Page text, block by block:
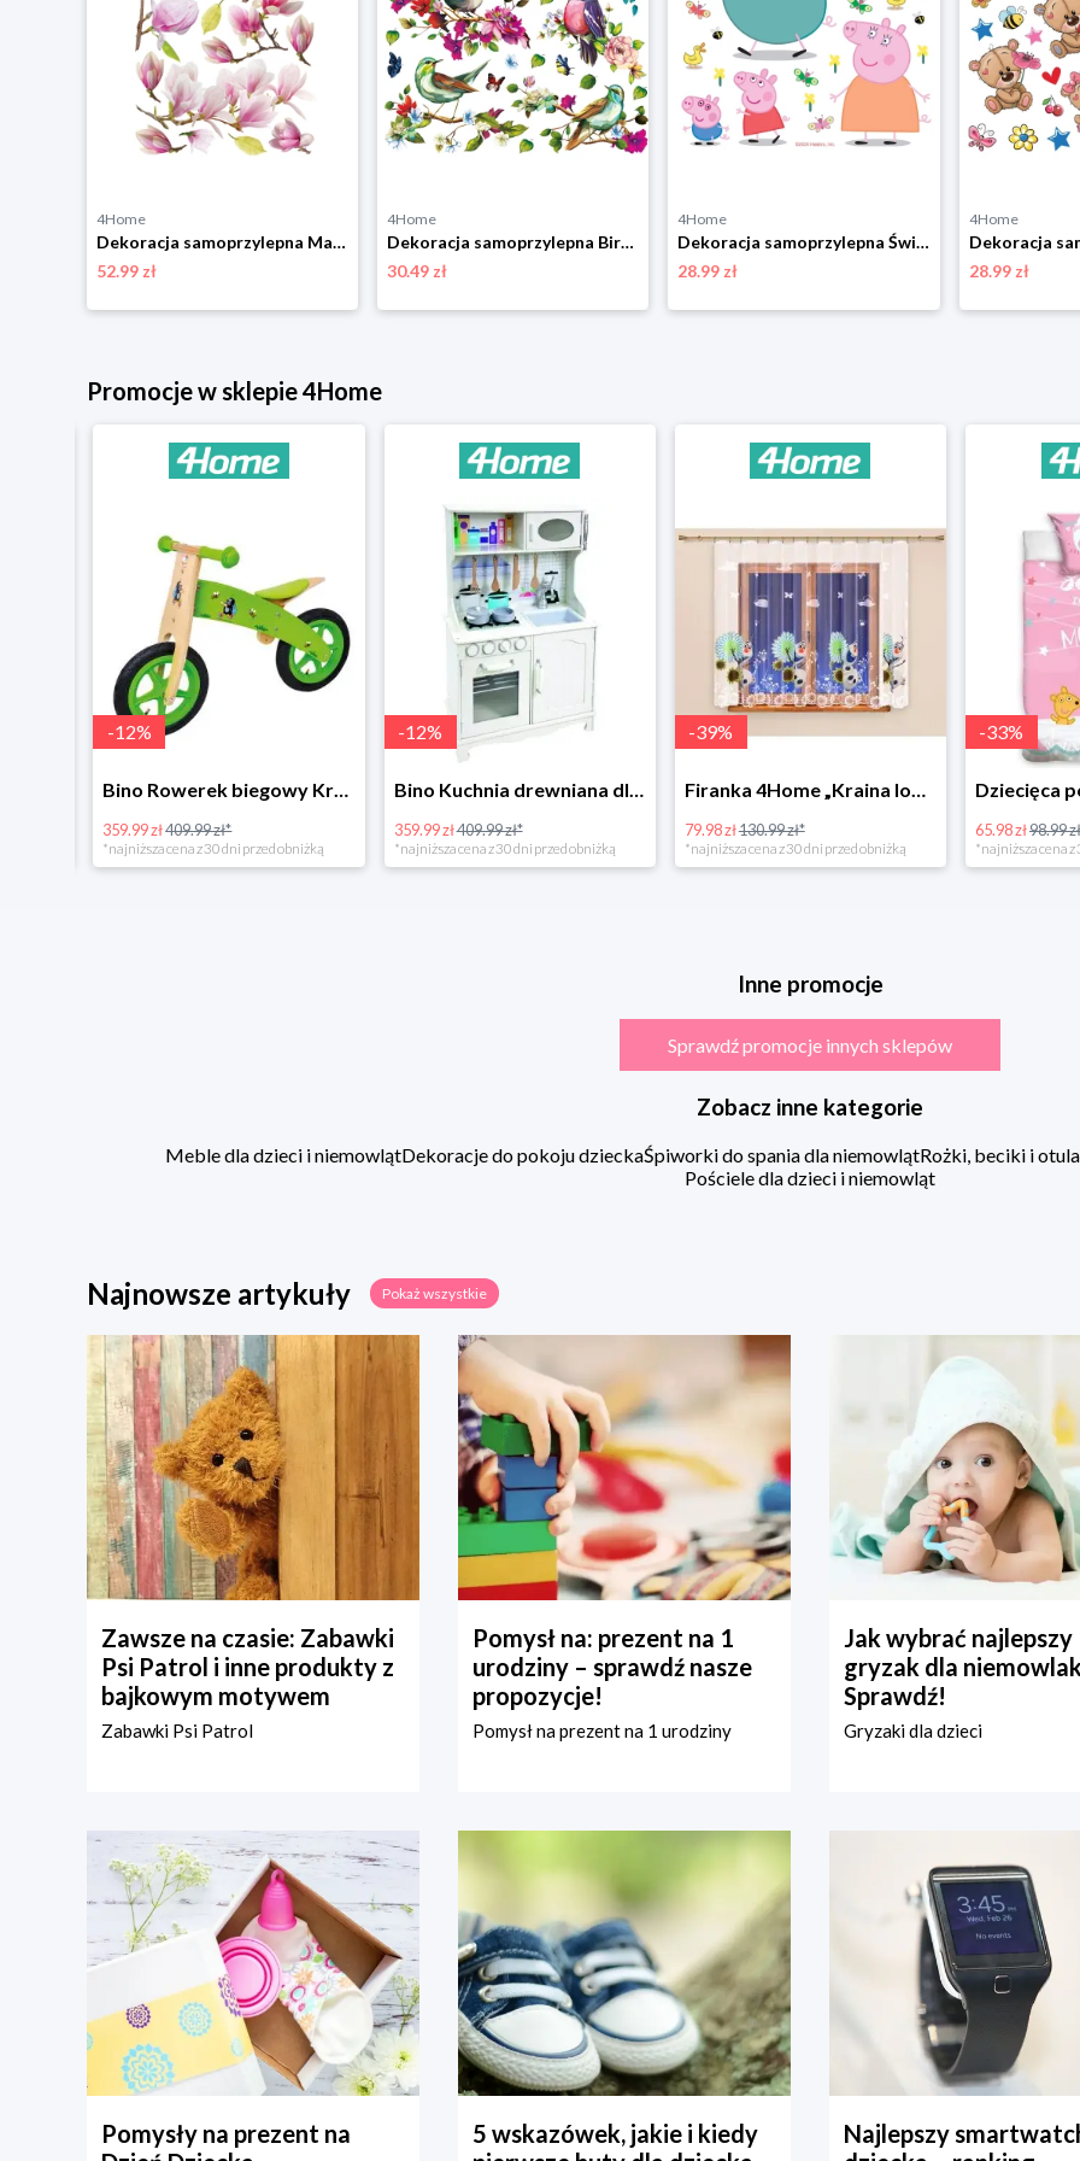
4Home
Dekoracja samoprzylepna Magnolia Flowers, 42,5 x 65 cm 4-Home
52.99 zł
4Home
Dekoracja samoprzylepna Birds, 30 x 30 cm 4-Home
30.49 zł
4Home
Dekoracja samoprzylepna Świnka Peppa, 30 x 30 cm 4-Home
28.99 zł
4Home
28.99 zł
Promocje w sklepie 4Home
12%
Bino Rowerek biegowy Krecik
359.99 zł409.99 zł*
*najniższa cena z 30 dni przed obniżką
12%
Bino Kuchnia drewniana dla dzieci Provence
359.99 zł409.99 zł*
*najniższa cena z 30 dni przed obniżką
39%
Firanka 4Home „Kraina lodu” (Frozen)
79.98 zł130.99 zł*
*najniższa cena z 30 dni przed obniżką
-33%
65.98 zł98.99 zł*
*najniższa cena z
Inne promocje
Sprawdź promocje innych sklepów
Zobacz inne kategorie
Meble dla dzieci i niemowlątDekoracje do pokoju dzieckaŚpiworki do spania dla niemowlątRożki, beciki i
Pościele dla dzieci i niemowląt
Najnowsze artykuły Pokaż wszystkie
Zawsze na czasie: Zabawki
Psi Patrol i inne produkty z
bajkowym motywem
Zabawki Psi Patrol
Pomysł na: prezent na 1
urodziny – sprawdź nasze
propozycje!
Pomysł na prezent na 1 urodziny
Jak wybrać najlepszy
gryzak dla
Sprawdź!
Gryzaki dla dzieci
Pomysły na prezent na
5 wskazówek, jakie i kiedy
Najlepszy